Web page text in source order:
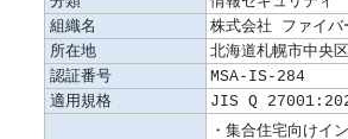
組織名
株式会社 ファイ
所在地
北海道札幌市中央
認証番号
MSA-IS-284
適用規格
JIS Q